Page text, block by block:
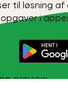
til løsning af
i